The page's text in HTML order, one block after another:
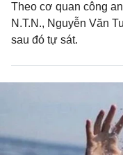
Theo cơ quan công
N.T.N., Nguyễn Văn
sau đó tự sát.